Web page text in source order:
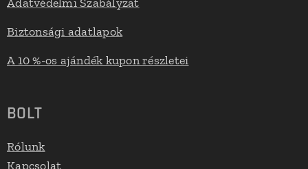
Biztonsági adatlapok
A 10 %-os ajándék kupon részletei
BOLT
Rólunk
Kapcsolat